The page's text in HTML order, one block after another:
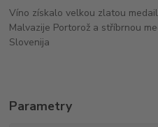
Víno získalo velkou zlatou
Malvazije Portorož a stříbrnou
Slovenija
Parametry